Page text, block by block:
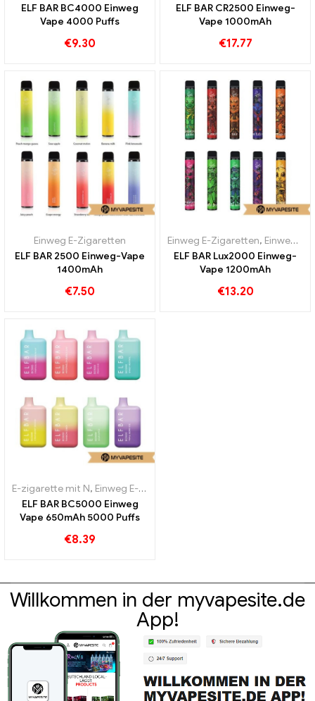
ELF BAR BC4000 Einweg
Vape 4000 Puffs
€9.30
ELF BAR CR2500 Einweg-
Vape 1000mAh
€17.77
Einweg E-Zigaretten
ELF BAR 2500 Einweg-Vape
1400mAh
€7.50
Einweg E-Zigaretten, Einweg-E-Zigaretten Schweden
ELF BAR Lux2000 Einweg-
Vape 1200mAh
€13.20
E-zigarette mit N, Einweg E-Zigaretten
ELF BAR BC5000 Einweg
Vape 650mAh 5000 Puffs
€8.39
Willkommen in der myvapesite.de
App!